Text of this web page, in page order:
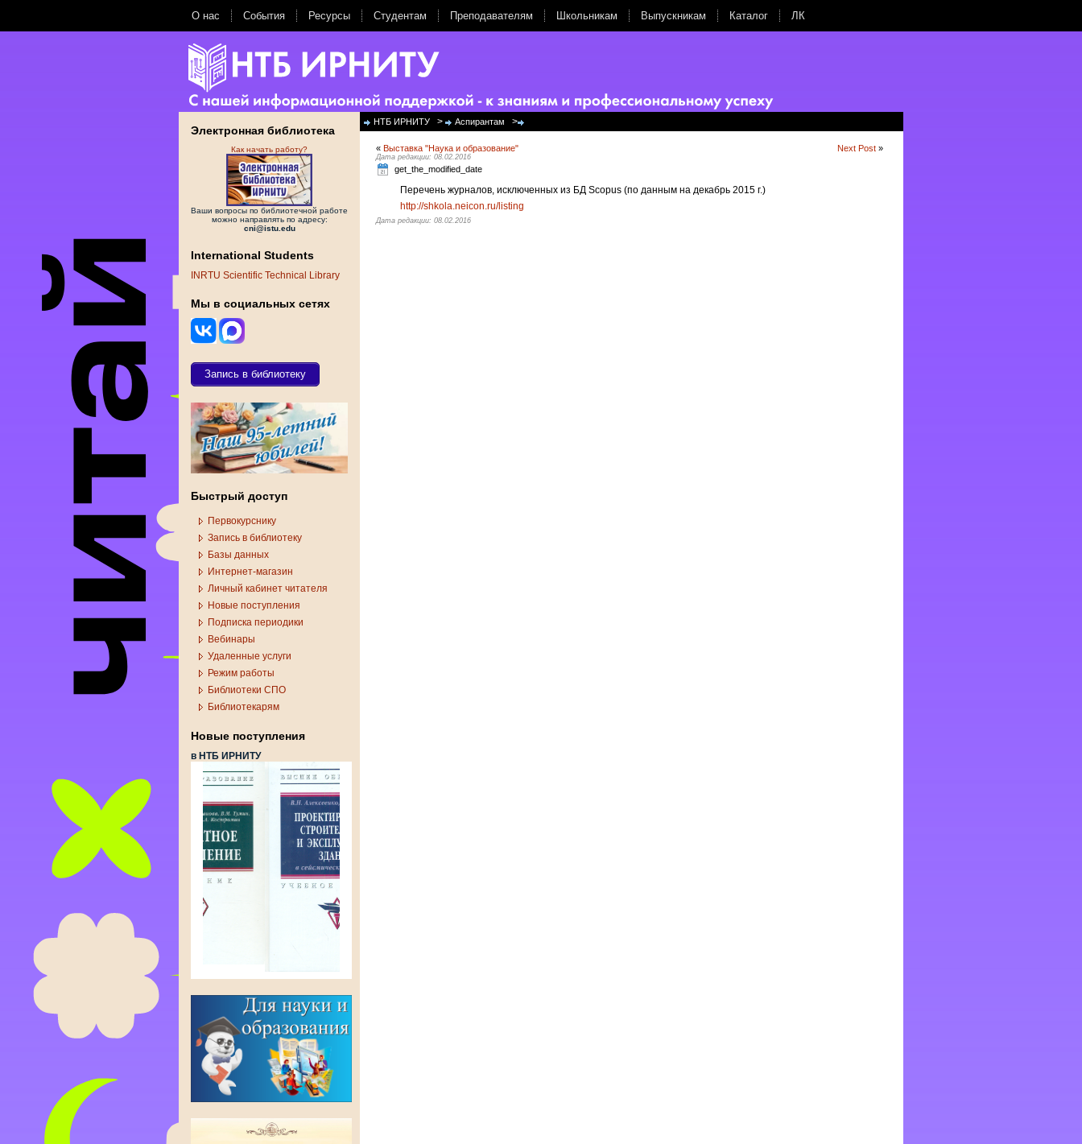
О нас События Ресурсы Студентам Преподавателям Школьникам Выпускникам Каталог ЛК
Электронная библиотека
Как начать работу?
Ваши вопросы по библиотечной работе
можно направлять по адресу:
cni@istu.edu
International Students
INRTU Scientific Technical Library
Мы в социальных сетях
Запись в библиотеку
Быстрый доступ
Первокурснику
Запись в библиотеку
Базы данных
Интернет-магазин
Личный кабинет читателя
Новые поступления
Подписка периодики
Вебинары
Удаленные услуги
Режим работы
Библиотеки СПО
Библиотекарям
Новые поступления
в НТБ ИРНИТУ
НТБ ИРНИТУ > Аспирантам >
« Выставка "Наука и образование" Next Post »
Дата редакции: 08.02.2016
get_the_modified_date
Перечень журналов, исключенных из БД Scopus (по данным на декабрь 2015 г.)
http://shkola.neicon.ru/listing
Дата редакции: 08.02.2016